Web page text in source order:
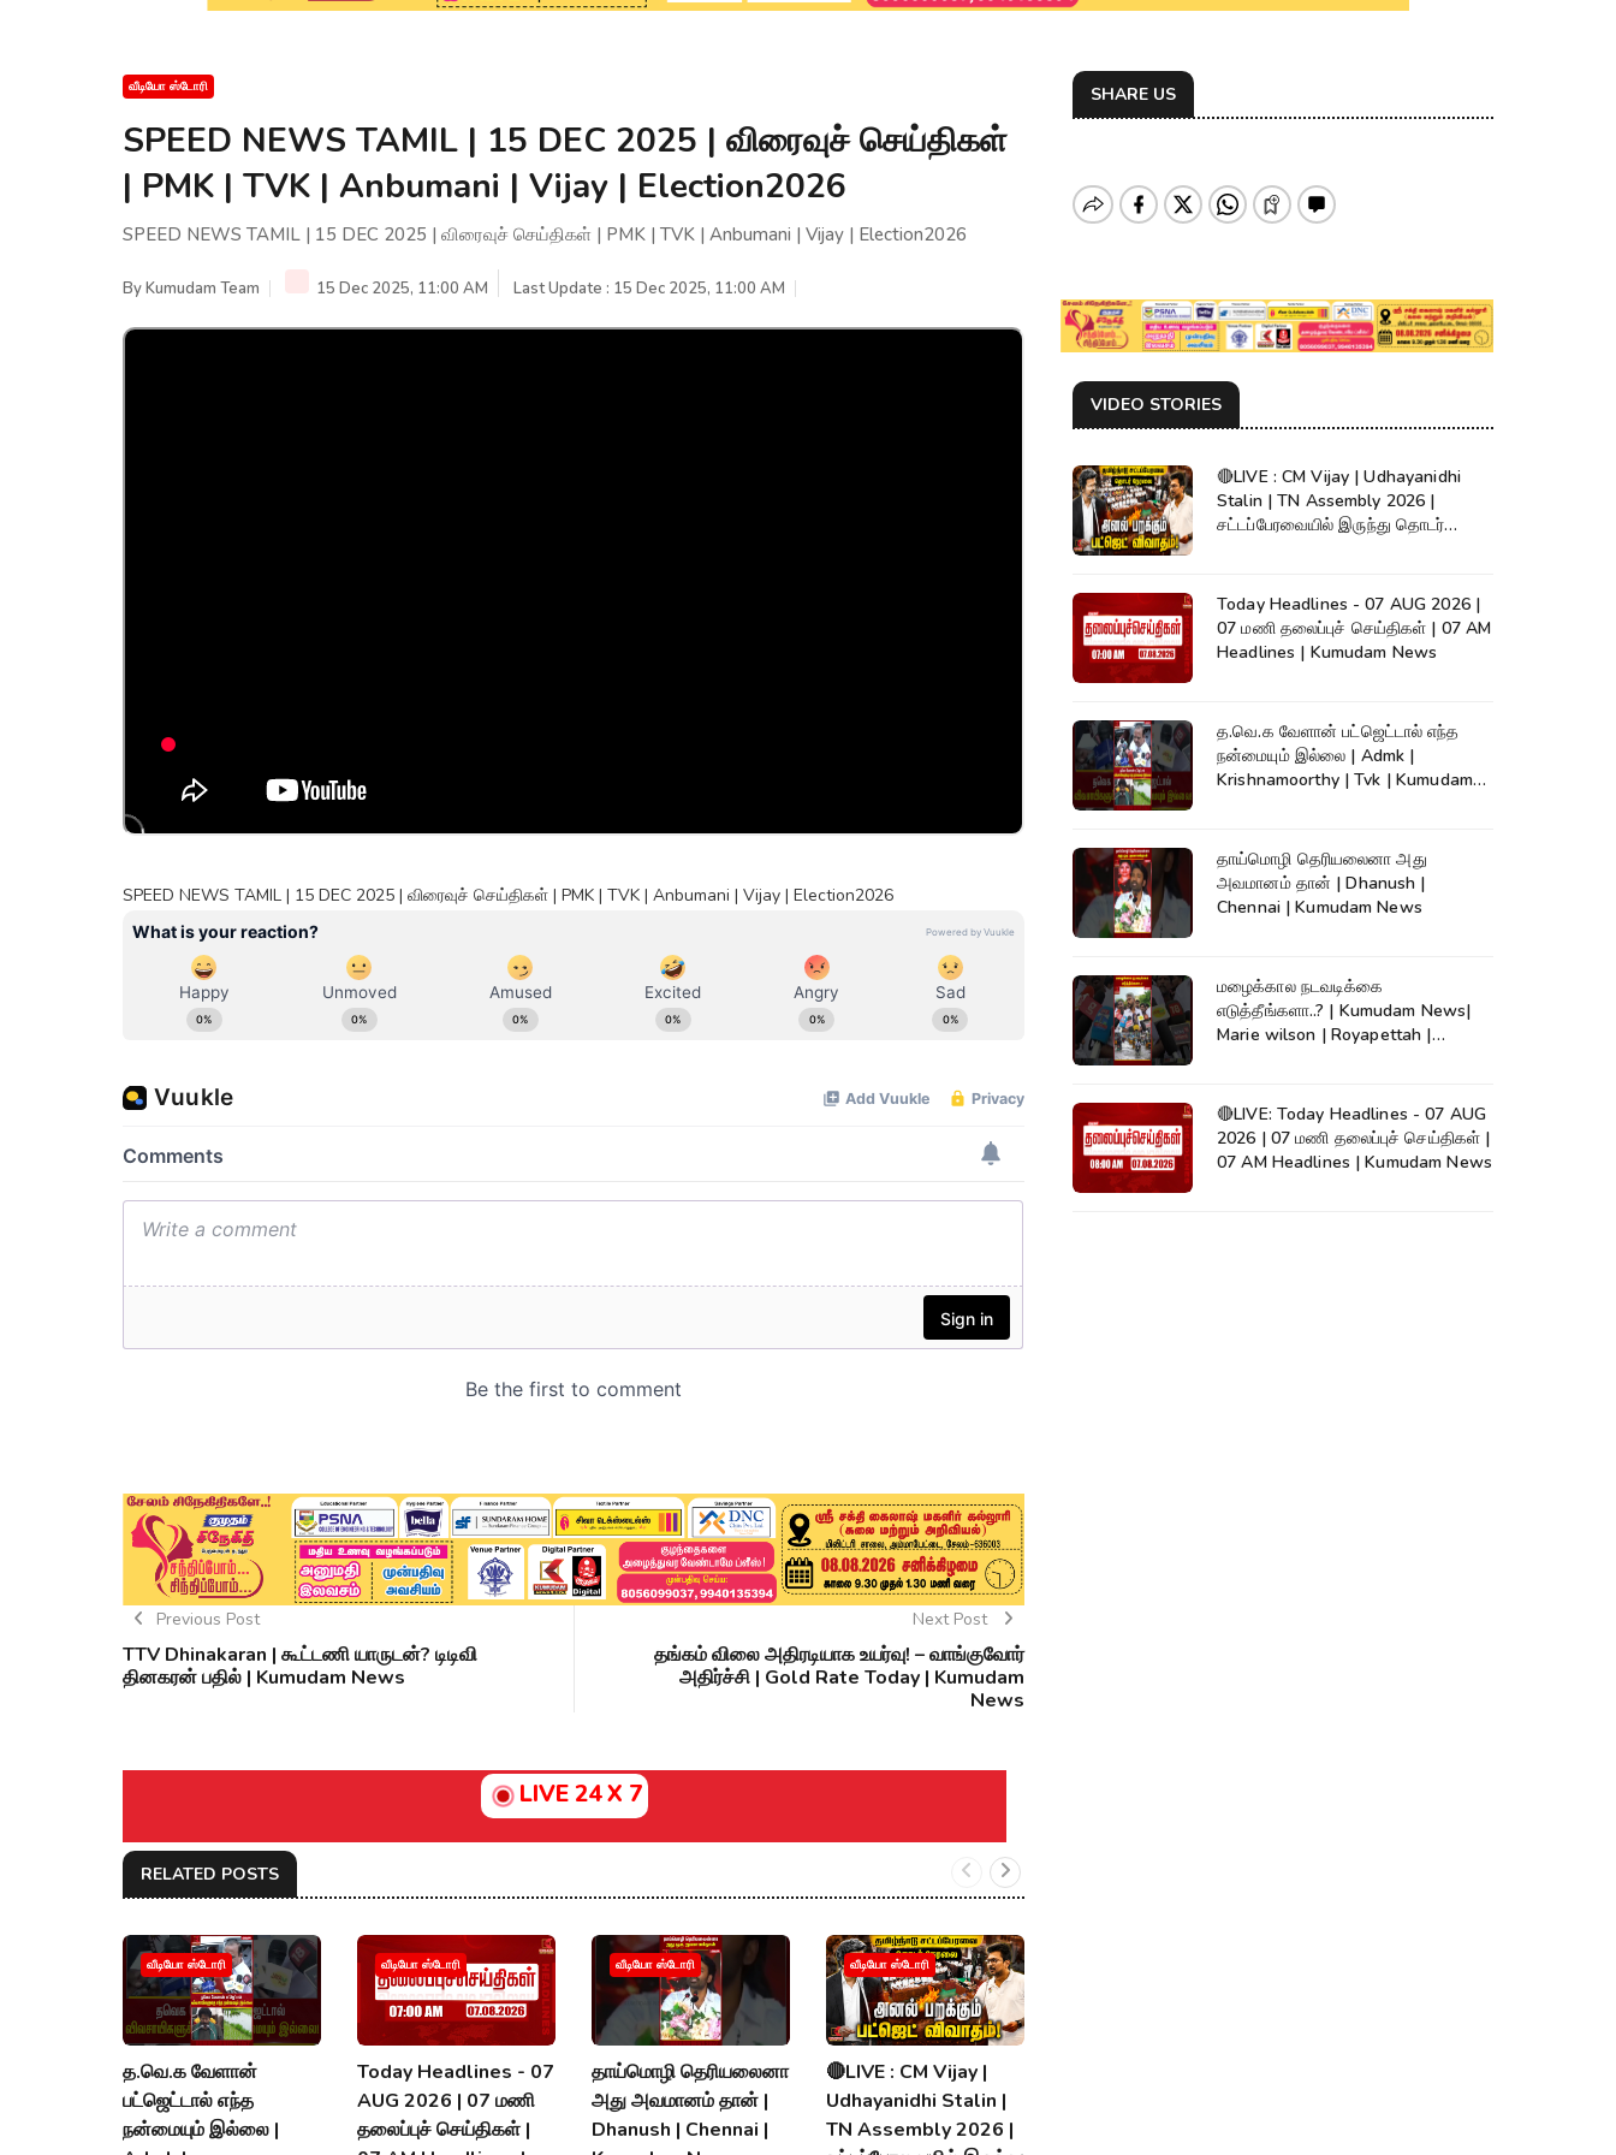
வீடியோ ஸ்டோரி
SPEED NEWS TAMIL | 15 DEC 2025 | விரைவுச் செய்திகள்
| PMK | TVK | Anbumani | Vijay | Election2026
SPEED NEWS TAMIL | 15 DEC 2025 | விரைவுச் செய்திகள் | PMK | TVK | Anbumani | Vijay | Election2026
ByKumudam Team 15 Dec 2025, 11:00 AM Last Update : 15 Dec 2025, 11:00 AM
SPEED NEWS TAMIL | 15 DEC 2025 | விரைவுச் செய்திகள் | PMK | TVK | Anbumani | Vijay | Election2026
Previous Post
TTV Dhinakaran | கூட்டணி யாருடன்? டிடிவி
தினகரன் பதில் | Kumudam News
Next Post
தங்கம் விலை அதிரடியாக உயர்வு! – வாங்குவோர்
அதிர்ச்சி | Gold Rate Today | Kumudam
News
LIVE 24 X 7
RELATED POSTS
வீடியோ ஸ்டோரி
த.வெ.க வேளான்
பட்ஜெட்டால் எந்த
நன்மையும் இல்லை |
வீடியோ ஸ்டோரி
Today Headlines - 07
AUG 2026 | 07 மணி
தலைப்புச் செய்திகள் |
வீடியோ ஸ்டோரி
தாய்மொழி தெரியலைனா
அது அவமானம் தான் |
Dhanush | Chennai |
வீடியோ ஸ்டோரி
🔴LIVE : CM Vijay |
Udhayanidhi Stalin |
TN Assembly 2026 |
SHARE US
VIDEO STORIES
🔴LIVE : CM Vijay | Udhayanidhi
Stalin | TN Assembly 2026 |
சட்டப்பேரவையில் இருந்து தொடர்
Today Headlines - 07 AUG 2026 |
07 மணி தலைப்புச் செய்திகள் | 07 AM
Headlines | Kumudam News
த.வெ.க வேளான் பட்ஜெட்டால் எந்த
நன்மையும் இல்லை | Admk |
Krishnamoorthy | Tvk | Kumudam
தாய்மொழி தெரியலைனா அது
அவமானம் தான் | Dhanush |
Chennai | Kumudam News
மழைக்கால நடவடிக்கை
எடுத்தீங்களா..? | Kumudam News|
Marie wilson | Royapettah |
🔴LIVE: Today Headlines - 07 AUG
2026 | 07 மணி தலைப்புச் செய்திகள் |
07 AM Headlines | Kumudam News